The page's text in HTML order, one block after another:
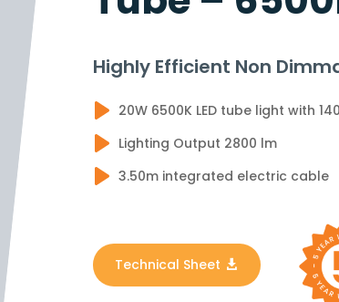
Highly Efficient Non
20W 6500K LED tube light with
Lighting Output 2800 lm
3.50m integrated electric cable
Technical Sheet